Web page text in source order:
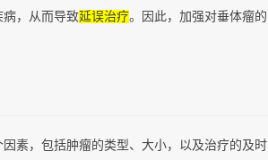
病，从而导致延误治疗。因此，加强对垂体瘤的
素，包括肿瘤的类型、大小，以及治疗的及时